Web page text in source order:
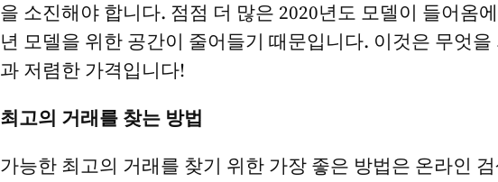
을 소진해야 합니다. 점점 더 많은 2020년도 모델이 들어옴
년 모델을 위한 공간이 줄어들기 때문입니다. 이것은 무엇을
과 저렴한 가격입니다!
최고의 거래를 찾는 방법
가능한 최고의 거래를 찾기 위한 가장 좋은 방법은 온라인